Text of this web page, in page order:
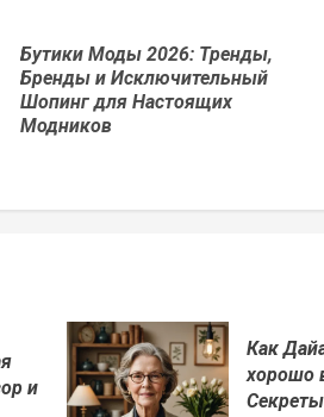
Бутики Моды 2026: Тренды,
Бренды и Исключительный
Шопинг для Настоящих
Модников
и
Как
хорошо